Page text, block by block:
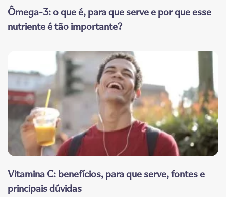
Ômega-3: o que é, para que serve e por que esse
nutriente é tão importante?
Vitamina C: benefícios, para que serve, fontes e
principais dúvidas